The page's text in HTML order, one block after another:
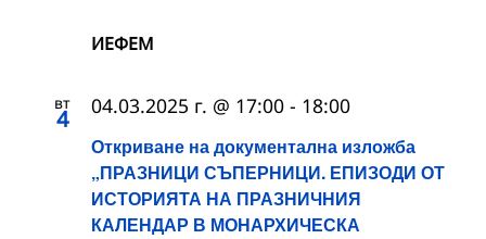
ИЕФЕМ
вт
4
Откриване на документална изложба
„ПРАЗНИЦИ СЪПЕРНИЦИ. ЕПИЗОДИ ОТ
ИСТОРИЯТА НА ПРАЗНИЧНИЯ
КАЛЕНДАР В МОНАРХИЧЕСКА
04.03.2025 г. @ 17:00 - 18:00